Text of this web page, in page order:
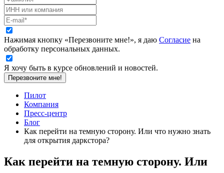
Нажимая кнопку «Перезвоните мне!», я даю Согласие на
обработку персональных данных.
Я хочу быть в курсе обновлений и новостей.
Перезвоните мне!
Пилот
Компания
Пресс-центр
Блог
Как перейти на темную сторону. Или что нужно знать
для открытия даркстора?
Как перейти на темную сторону. Или